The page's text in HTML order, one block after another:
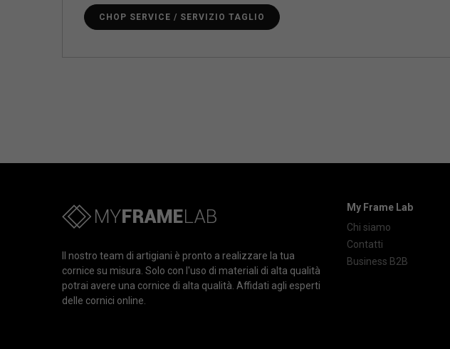
CHOP SERVICE / SERVIZIO TAGLIO
Il nostro team di artigiani è pronto a realizzare la tua
cornice su misura. Solo con l'uso di materiali di alta qualità
potrai avere una cornice di alta qualità. Affidati agli esperti
delle cornici online.
My Frame Lab
Chi siamo
Contatti
Business B2B